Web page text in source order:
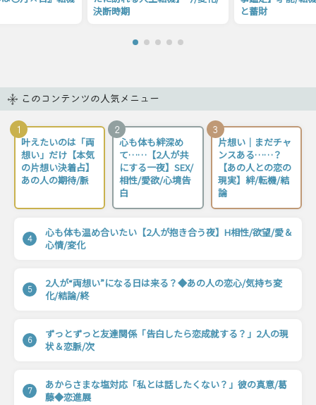
決断時期
と蓄財
このコンテンツの人気メニュー
1
叶えたいのは「両
想い」だけ【本気
の片想い決着占】
あの人の期待/脈
2
心も体も絆深め
て……【2人が共
にする一夜】SEX/
相性/愛欲/心境告
白
3
片想い｜まだチャ
ンスある……？
【あの人との恋の
現実】絆/転機/結
論
4
心も体も温め合いたい【2人が抱き合う夜】H相性/欲望/愛＆
心情/変化
5
2人が“両想い”になる日は来る？◆あの人の恋心/気持ち変
化/結論/終
6
ずっとずっと友達関係「告白したら恋成就する？」2人の現
状＆恋脈/次
7
あからさまな塩対応「私とは話したくない？」彼の真意/葛
藤◆恋進展